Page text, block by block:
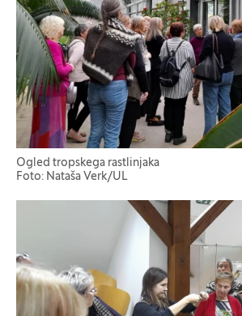
Ogled tropskega rastlinjaka
Foto: Nataša Verk/UL